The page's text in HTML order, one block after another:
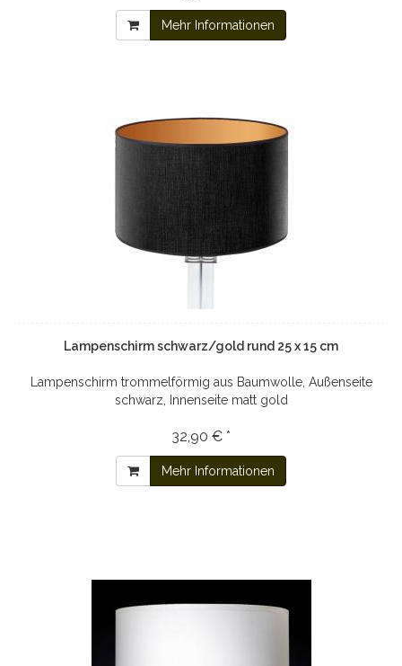
Mehr Informationen
Lampenschirm schwarz/gold rund 25 x 15 cm
Lampenschirm trommelförmig aus Baumwolle, Außenseite
schwarz, Innenseite matt gold
32,90 € *
Mehr Informationen